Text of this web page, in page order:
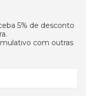
5% de desconto
com outras